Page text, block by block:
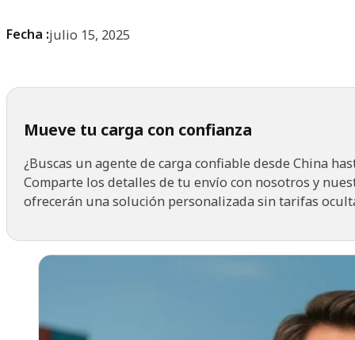
Fecha :julio 15, 2025
Mueve tu carga con confianza
¿Buscas un agente de carga confiable desde China
Comparte los detalles de tu envío con nosotros y
ofrecerán una solución personalizada sin tarifas